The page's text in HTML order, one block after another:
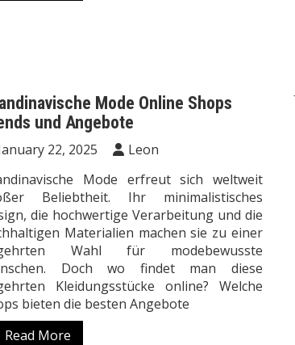
Mode Online Shops
und Angebote
22, 2025
Leon
Mode erfreut sich weltweit
Beliebtheit. Ihr minimalistisches
die hochwertige Verarbeitung und die
Materialien machen sie zu einer
Wahl für modebewusste
Doch wo findet man diese
Kleidungsstücke online? Welche
bieten die besten Angebote
Read More